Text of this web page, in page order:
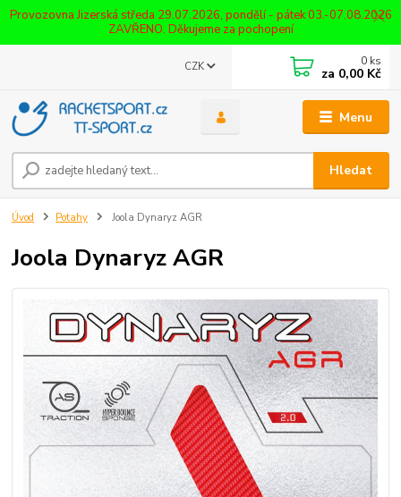
Provozovna Jizerská středa 29.07.2026, pondělí - pátek 03.-07.08.2026
ZAVŘENO. Děkujeme za pochopení
Menu
CZK
Hledat
0 ks
za 0,00 Kč
Úvod Potahy Joola Dynaryz AGR
Joola Dynaryz AGR